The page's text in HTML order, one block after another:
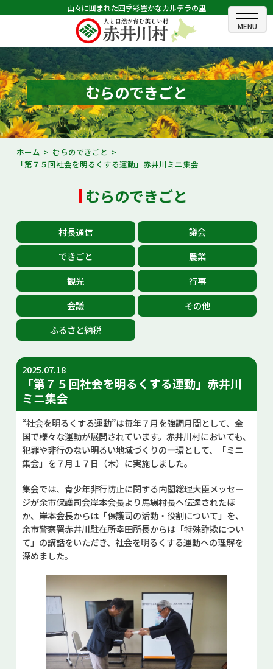
山々に囲まれた四季彩豊かなカルデラの里
ホーム
むらのできごと
むらのプロフィール
くらしの情報
村長室
観光・イベント情報
あかいがわ広報
お問い合せ
Select Language▼
むらのできごと
ホーム
むらのできごと
「第７５回社会を明るくする運動」赤井川ミニ集会
むらのできごと
村長通信
議会
できごと
農業
観光
行事
会議
その他
ふるさと納税
2025.07.18
「第７５回社会を明るくする運動」赤井川
ミニ集会
“社会を明るくする運動”は毎年７月を強調月間として、全
国で様々な運動が展開されています。赤井川村においても、
犯罪や非行のない明るい地域づくりの一環として、「ミニ
集会」を７月１７日（木）に実施しました。
集会では、青少年非行防止に関する内閣総理大臣メッセー
ジが余市保護司会岸本会長より馬場村長へ伝達されたほ
か、岸本会長からは「保護司の活動・役割について」を、
余市警察署赤井川駐在所幸田所長からは「特殊詐欺につい
て」の講話をいただき、社会を明るくする運動への理解を
深めました。